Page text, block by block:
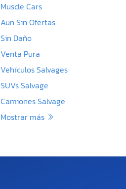
Muscle Cars
Aun Sin Ofertas
Sin Daño
Venta Pura
Vehículos Salvages
SUVs Salvage
Camiones Salvage
Mostrar más